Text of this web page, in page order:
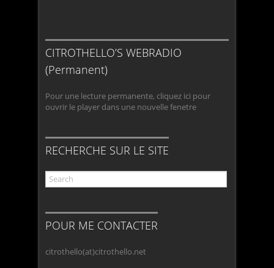
CITROTHELLO’S WEBRADIO
(Permanent)
Pour une lecture permanente, cliquez ici pour
ouvrir le player dans une nouvelle fenetre
RECHERCHE SUR LE SITE
POUR ME CONTACTER
citrothello(at)citrothello.net